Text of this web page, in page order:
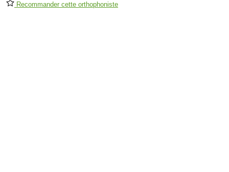
Recommander cette orthophoniste